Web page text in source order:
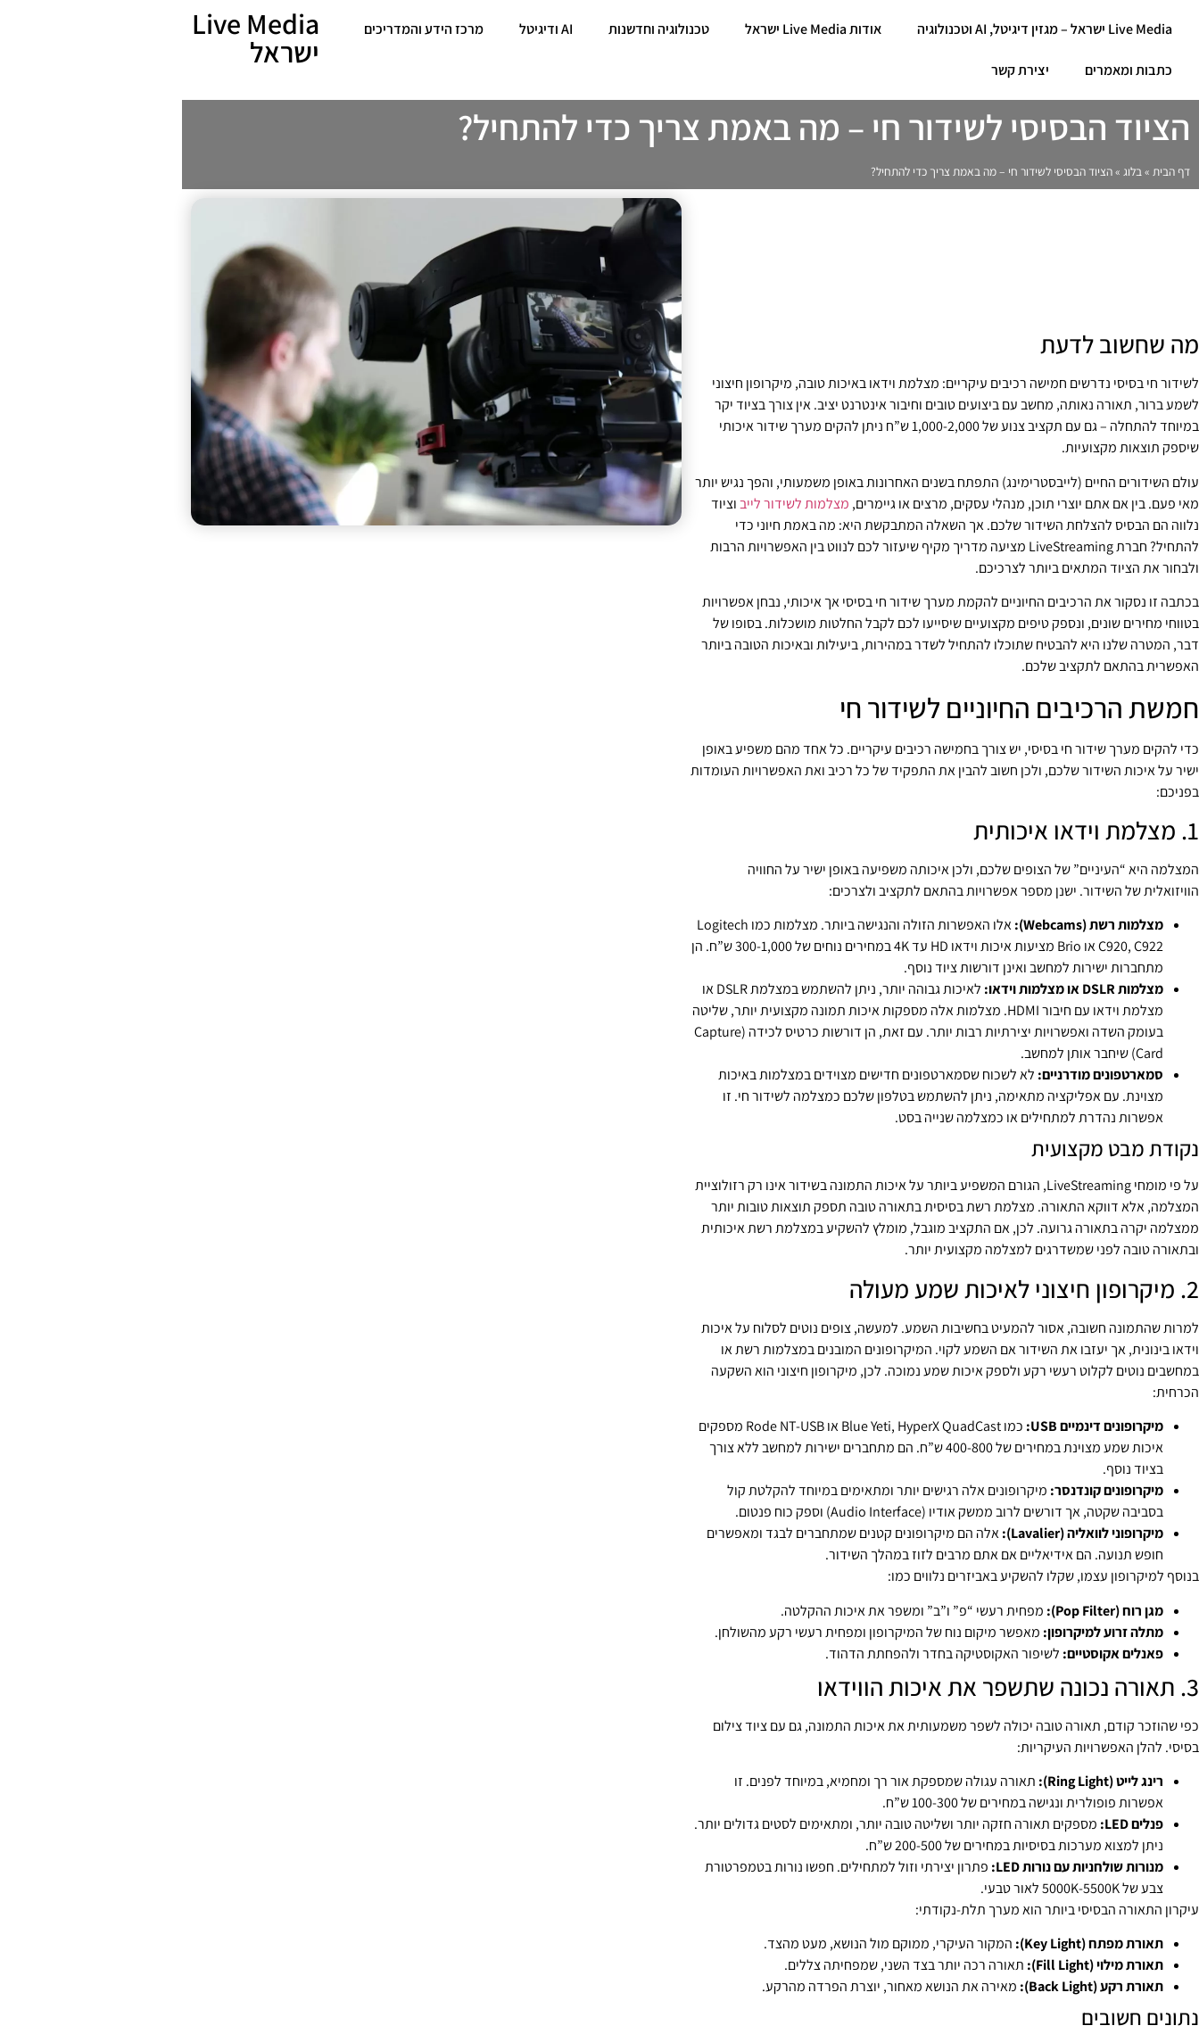
Live Media ישראל – מגזין דיגיטל, AI וטכנולוגיה אודות Live Media ישראל טכנולוגיה וחדשנות AI ודיגיטל מרכז הידע והמדריכים
כתבות ומאמרים יצירת קשר
Live Media
ישראל
הציוד הבסיסי לשידור חי – מה באמת צריך כדי להתחיל?
דף הבית »בלוג »הציוד הבסיסי לשידור חי – מה באמת צריך כדי להתחיל?
מה שחשוב לדעת
לשידור חי בסיסי נדרשים חמישה רכיבים עיקריים: מצלמת וידאו באיכות טובה, מיקרופון חיצוני
לשמע ברור, תאורה נאותה, מחשב עם ביצועים טובים וחיבור אינטרנט יציב. אין צורך בציוד יקר
במיוחד להתחלה – גם עם תקציב צנוע של 1,000-2,000 ש”ח ניתן להקים מערך שידור איכותי
שיספק תוצאות מקצועיות.
עולם השידורים החיים (לייבסטרימינג) התפתח בשנים האחרונות באופן משמעותי, והפך נגיש יותר
מאי פעם. בין אם אתם יוצרי תוכן, מנהלי עסקים, מרצים או גיימרים, מצלמות לשידור לייבוציוד
נלווה הם הבסיס להצלחת השידור שלכם. אך השאלה המתבקשת היא: מה באמת חיוני כדי
להתחיל? חברת LiveStreaming מציעה מדריך מקיף שיעזור לכם לנווט בין האפשרויות הרבות
ולבחור את הציוד המתאים ביותר לצרכיכם.
בכתבה זו נסקור את הרכיבים החיוניים להקמת מערך שידור חי בסיסי אך איכותי, נבחן אפשרויות
בטווחי מחירים שונים, ונספק טיפים מקצועיים שיסייעו לכם לקבל החלטות מושכלות. בסופו של
דבר, המטרה שלנו היא להבטיח שתוכלו להתחיל לשדר במהירות, ביעילות ובאיכות הטובה ביותר
האפשרית בהתאם לתקציב שלכם.
חמשת הרכיבים החיוניים לשידור חי
כדי להקים מערך שידור חי בסיסי, יש צורך בחמישה רכיבים עיקריים. כל אחד מהם משפיע באופן
ישיר על איכות השידור שלכם, ולכן חשוב להבין את התפקיד של כל רכיב ואת האפשרויות העומדות
בפניכם:
1. מצלמת וידאו איכותית
המצלמה היא “העיניים” של הצופים שלכם, ולכן איכותה משפיעה באופן ישיר על החוויה
הוויזואלית של השידור. ישנן מספר אפשרויות בהתאם לתקציב ולצרכים:
מצלמות רשת (Webcams):
אלו האפשרות הזולה והנגישה ביותר. מצלמות כמו Logitech
C920, C922 או Brio מציעות איכות וידאו HD עד 4K במחירים נוחים של 300-1,000 ש”ח. הן
מתחברות ישירות למחשב ואינן דורשות ציוד נוסף.
מצלמות DSLR או מצלמות וידאו:
לאיכות גבוהה יותר, ניתן להשתמש במצלמת DSLR או
מצלמת וידאו עם חיבור HDMI. מצלמות אלה מספקות איכות תמונה מקצועית יותר, שליטה
בעומק השדה ואפשרויות יצירתיות רבות יותר. עם זאת, הן דורשות כרטיס לכידה (Capture
Card) שיחבר אותן למחשב.
סמארטפונים מודרניים: לא לשכוח שסמארטפונים חדישים מצוידים במצלמות באיכות
מצוינת. עם אפליקציה מתאימה, ניתן להשתמש בטלפון שלכם כמצלמה לשידור חי. זו
אפשרות נהדרת למתחילים או כמצלמה שנייה בסט.
נקודת מבט מקצועית
על פי מומחי LiveStreaming, הגורם המשפיע ביותר על איכות התמונה בשידור אינו רק רזולוציית
המצלמה, אלא דווקא התאורה. מצלמת רשת בסיסית בתאורה טובה תספק תוצאות טובות יותר
ממצלמה יקרה בתאורה גרועה. לכן, אם התקציב מוגבל, מומלץ להשקיע במצלמת רשת איכותית
ובתאורה טובה לפני שמשדרגים למצלמה מקצועית יותר.
2. מיקרופון חיצוני לאיכות שמע מעולה
למרות שהתמונה חשובה, אסור להמעיט בחשיבות השמע. למעשה, צופים נוטים לסלוח על איכות
וידאו בינונית, אך יעזבו את השידור אם השמע לקוי. המיקרופונים המובנים במצלמות רשת או
במחשבים נוטים לקלוט רעשי רקע ולספק איכות שמע נמוכה. לכן, מיקרופון חיצוני הוא השקעה
הכרחית:
מיקרופונים דינמיים USB:
כמו Blue Yeti, HyperX QuadCast או Rode NT-USB מספקים
איכות שמע מצוינת במחירים של 400-800 ש”ח. הם מתחברים ישירות למחשב ללא צורך
בציוד נוסף.
מיקרופונים קונדנסר: מיקרופונים אלה רגישים יותר ומתאימים במיוחד להקלטת קול
בסביבה שקטה, אך דורשים לרוב ממשק אודיו (Audio Interface) וספק כוח פנטום.
מיקרופוני לוואליה (Lavalier):
אלה הם מיקרופונים קטנים שמתחברים לבגד ומאפשרים
חופש תנועה. הם אידיאליים אם אתם מרבים לזוז במהלך השידור.
בנוסף למיקרופון עצמו, שקלו להשקיע באביזרים נלווים כמו:
מגן רוח (Pop Filter):
מפחית רעשי “פ” ו”ב” ומשפר את איכות ההקלטה.
מתלה זרוע למיקרופון: מאפשר מיקום נוח של המיקרופון ומפחית רעשי רקע מהשולחן.
פאנלים אקוסטיים: לשיפור האקוסטיקה בחדר ולהפחתת הדהוד.
3. תאורה נכונה שתשפר את איכות הווידאו
כפי שהוזכר קודם, תאורה טובה יכולה לשפר משמעותית את איכות התמונה, גם עם ציוד צילום
בסיסי. להלן האפשרויות העיקריות:
רינג לייט (Ring Light):
תאורה עגולה שמספקת אור רך ומחמיא, במיוחד לפנים. זו
אפשרות פופולרית ונגישה במחירים של 100-300 ש”ח.
פנלים LED:
מספקים תאורה חזקה יותר ושליטה טובה יותר, ומתאימים לסטים גדולים יותר.
ניתן למצוא מערכות בסיסיות במחירים של 200-500 ש”ח.
מנורות שולחניות עם נורות LED:
פתרון יצירתי וזול למתחילים. חפשו נורות בטמפרטורת
צבע של 5000K-5500K לאור טבעי.
עיקרון התאורה הבסיסי ביותר הוא מערך תלת-נקודתי:
תאורת מפתח (Key Light):
המקור העיקרי, ממוקם מול הנושא, מעט מהצד.
תאורת מילוי (Fill Light):
תאורה רכה יותר בצד השני, שמפחיתה צללים.
תאורת רקע (Back Light):
מאירה את הנושא מאחור, יוצרת הפרדה מהרקע.
נתונים חשובים